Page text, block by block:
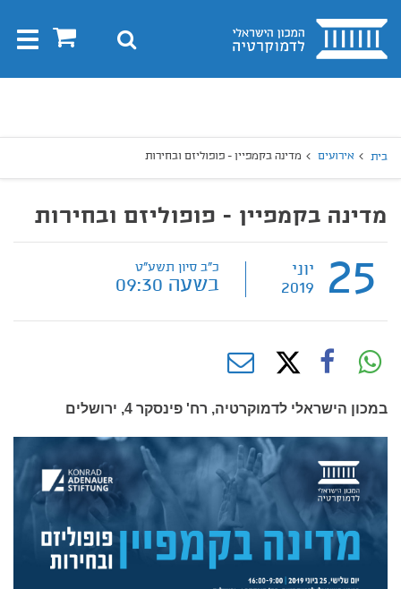
בית 0 חיפוש
בית אירועים מדינה בקמפיין - פופוליזם ובחירות
מדינה בקמפיין - פופוליזם ובחירות
25
יוני
2019
כ"ב סיון תשע"ט
בשעה 09:30
במכון הישראלי לדמוקרטיה, רח' פינסקר 4, ירושלים